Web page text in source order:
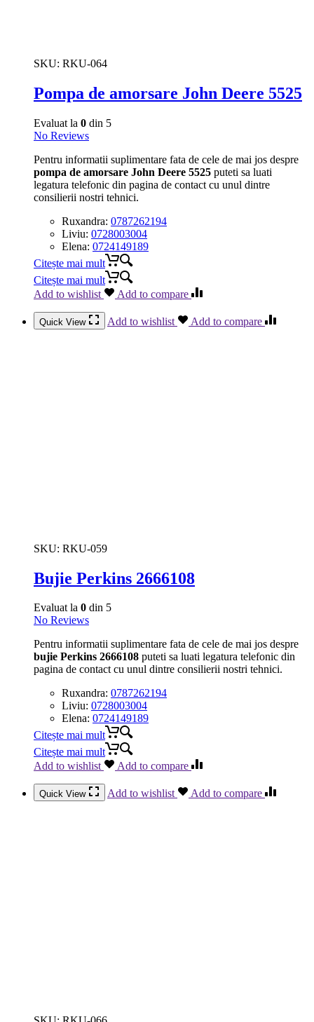
SKU: RKU-064
Pompa de amorsare John Deere 5525
Evaluat la 0 din 5
No Reviews
Pentru informatii suplimentare fata de cele de mai jos despre
pompa de amorsare John Deere 5525 puteti sa luati
legatura telefonic din pagina de contact cu unul dintre
consilierii nostri tehnici.
Ruxandra: 0787262194
Liviu: 0728003004
Elena: 0724149189
Citește mai mult
Citește mai mult
Add to wishlist
Add to compare
Quick View Add to wishlist Add to compare
SKU: RKU-059
Bujie Perkins 2666108
Evaluat la 0 din 5
No Reviews
Pentru informatii suplimentare fata de cele de mai jos despre
bujie Perkins 2666108 puteti sa luati legatura telefonic din
pagina de contact cu unul dintre consilierii nostri tehnici.
Ruxandra: 0787262194
Liviu: 0728003004
Elena: 0724149189
Citește mai mult
Citește mai mult
Add to wishlist
Add to compare
Quick View Add to wishlist Add to compare